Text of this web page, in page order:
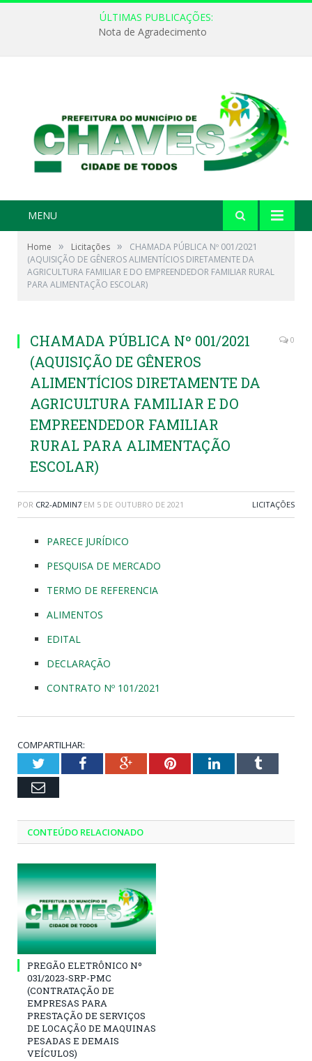
ÚLTIMAS PUBLICAÇÕES:
Nota de Agradecimento
MENU
Home » Licitações »
CHAMADA PÚBLICA Nº 001/2021
(AQUISIÇÃO DE GÊNEROS ALIMENTÍCIOS DIRETAMENTE DA
AGRICULTURA FAMILIAR E DO EMPREENDEDOR FAMILIAR RURAL
PARA ALIMENTAÇÃO ESCOLAR)
CHAMADA PÚBLICA Nº 001/2021
(AQUISIÇÃO DE GÊNEROS
ALIMENTÍCIOS DIRETAMENTE DA
AGRICULTURA FAMILIAR E DO
EMPREENDEDOR FAMILIAR
RURAL PARA ALIMENTAÇÃO
ESCOLAR)
0
POR CR2-ADMIN7 EM 5 DE OUTUBRO DE 2021 LICITAÇÕES
PARECE JURÍDICO
PESQUISA DE MERCADO
TERMO DE REFERENCIA
ALIMENTOS
EDITAL
DECLARAÇÃO
CONTRATO Nº 101/2021
COMPARTILHAR:
TwitterFacebookGoogle+PinterestLinkedInTumblr
Email
CONTEÚDO RELACIONADO
PREGÃO ELETRÔNICO Nº
031/2023-SRP-PMC
(CONTRATAÇÃO DE
EMPRESAS PARA
PRESTAÇÃO DE SERVIÇOS
DE LOCAÇÃO DE MAQUINAS
PESADAS E DEMAIS
VEÍCULOS)